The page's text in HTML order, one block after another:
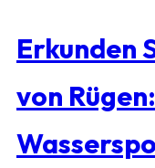
Erkunden
von